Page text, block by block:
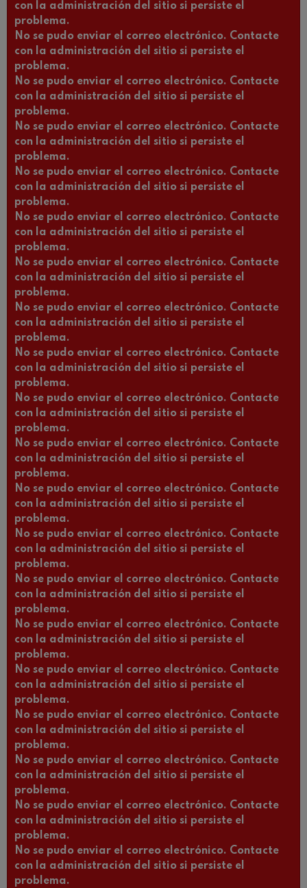
con la administración del sitio si persiste el
problema.
No se pudo enviar el correo electrónico. Contacte
con la administración del sitio si persiste el
problema.
No se pudo enviar el correo electrónico. Contacte
con la administración del sitio si persiste el
problema.
No se pudo enviar el correo electrónico. Contacte
con la administración del sitio si persiste el
problema.
No se pudo enviar el correo electrónico. Contacte
con la administración del sitio si persiste el
problema.
No se pudo enviar el correo electrónico. Contacte
con la administración del sitio si persiste el
problema.
No se pudo enviar el correo electrónico. Contacte
con la administración del sitio si persiste el
problema.
No se pudo enviar el correo electrónico. Contacte
con la administración del sitio si persiste el
problema.
No se pudo enviar el correo electrónico. Contacte
con la administración del sitio si persiste el
problema.
No se pudo enviar el correo electrónico. Contacte
con la administración del sitio si persiste el
problema.
No se pudo enviar el correo electrónico. Contacte
con la administración del sitio si persiste el
problema.
No se pudo enviar el correo electrónico. Contacte
con la administración del sitio si persiste el
problema.
No se pudo enviar el correo electrónico. Contacte
con la administración del sitio si persiste el
problema.
No se pudo enviar el correo electrónico. Contacte
con la administración del sitio si persiste el
problema.
No se pudo enviar el correo electrónico. Contacte
con la administración del sitio si persiste el
problema.
No se pudo enviar el correo electrónico. Contacte
con la administración del sitio si persiste el
problema.
No se pudo enviar el correo electrónico. Contacte
con la administración del sitio si persiste el
problema.
No se pudo enviar el correo electrónico. Contacte
con la administración del sitio si persiste el
problema.
No se pudo enviar el correo electrónico. Contacte
con la administración del sitio si persiste el
problema.
No se pudo enviar el correo electrónico. Contacte
con la administración del sitio si persiste el
problema.